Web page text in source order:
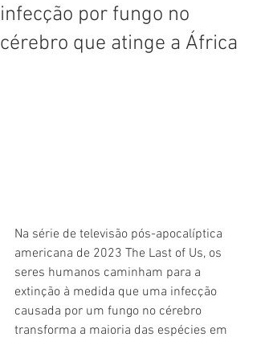
infecção por fungo no
cérebro que atinge a África
Na série de televisão pós-apocalíptica
americana de 2023 The Last of Us, os
seres humanos caminham para a
extinção à medida que uma infecção
causada por um fungo no cérebro
transforma a maioria das espécies em